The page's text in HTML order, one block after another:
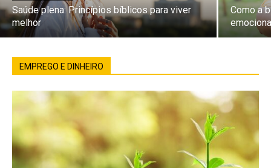
Saúde plena: Princípios bíblicos para viver
melhor
Como a
EMPREGO E DINHEIRO